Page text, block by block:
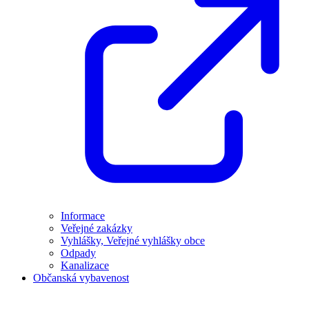
Informace
Veřejné zakázky
Vyhlášky, Veřejné vyhlášky obce
Odpady
Kanalizace
Občanská vybavenost